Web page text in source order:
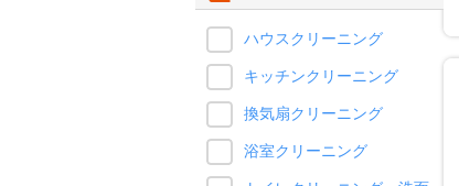
ハウスクリーニング
キッチンクリーニング
換気扇クリーニング
浴室クリーニング